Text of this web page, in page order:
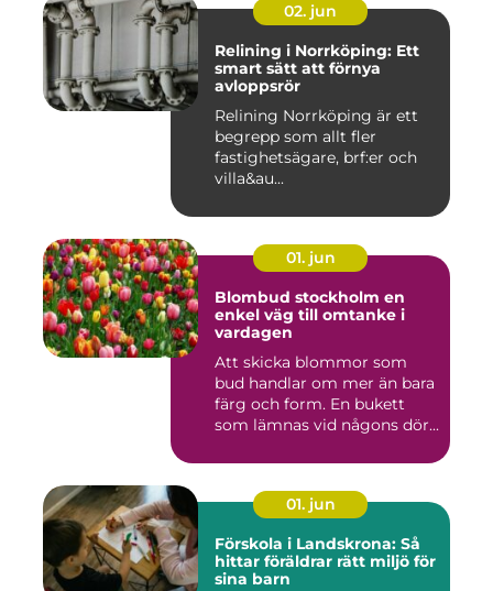
02. jun
Relining i Norrköping: Ett
smart sätt att förnya
avloppsrör
Relining Norrköping är ett
begrepp som allt fler
fastighetsägare, brf:er och
villa&au...
01. jun
Blombud stockholm en
enkel väg till omtanke i
vardagen
Att skicka blommor som
bud handlar om mer än bara
färg och form. En bukett
som lämnas vid någons dör...
01. jun
Förskola i Landskrona: Så
hittar föräldrar rätt miljö för
sina barn